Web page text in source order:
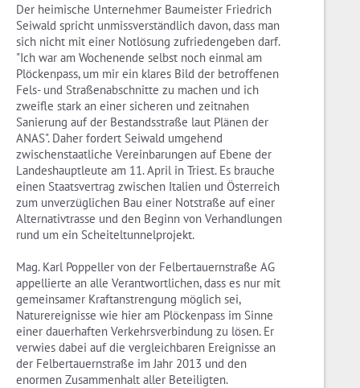
Der heimische Unternehmer Baumeister Friedrich
Seiwald spricht unmissverständlich davon, dass man
sich nicht mit einer Notlösung zufriedengeben darf.
"Ich war am Wochenende selbst noch einmal am
Plöckenpass, um mir ein klares Bild der betroffenen
Fels- und Straßenabschnitte zu machen und ich
zweifle stark an einer sicheren und zeitnahen
Sanierung auf der Bestandsstraße laut Plänen der
ANAS". Daher fordert Seiwald umgehend
zwischenstaatliche Vereinbarungen auf Ebene der
Landeshauptleute am 11. April in Triest. Es brauche
einen Staatsvertrag zwischen Italien und Österreich
zum unverzüglichen Bau einer Notstraße auf einer
Alternativtrasse und den Beginn von Verhandlungen
rund um ein Scheiteltunnelprojekt.
Mag. Karl Poppeller von der Felbertauernstraße AG
appellierte an alle Verantwortlichen, dass es nur mit
gemeinsamer Kraftanstrengung möglich sei,
Naturereignisse wie hier am Plöckenpass im Sinne
einer dauerhaften Verkehrsverbindung zu lösen. Er
verwies dabei auf die vergleichbaren Ereignisse an
der Felbertauernstraße im Jahr 2013 und den
enormen Zusammenhalt aller Beteiligten.